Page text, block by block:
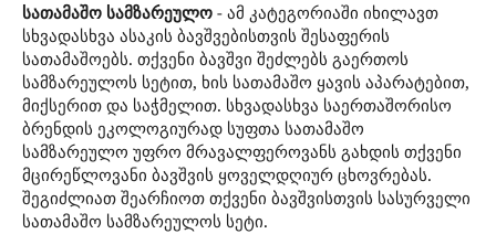
სათამაშო სამზარეულო - ამ კატეგორიაში იხილავთ
სხვადასხვა ასაკის ბავშვებისთვის შესაფერის
სათამაშოებს. თქვენი ბავშვი შეძლებს გაერთოს
სამზარეულოს სეტით, ხის სათამაშო ყავის აპარატებით,
მიქსერით და საჭმელით. სხვადასხვა საერთაშორისო
ბრენდის ეკოლოგიურად სუფთა სათამაშო
სამზარეულო უფრო მრავალფეროვანს გახდის თქვენი
მცირეწლოვანი ბავშვის ყოველდღიურ ცხოვრებას.
შეგიძლიათ შეარჩიოთ თქვენი ბავშვისთვის სასურველი
სათამაშო სამზარეულოს სეტი.